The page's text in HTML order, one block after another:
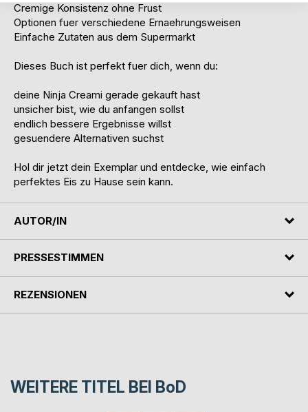
Cremige Konsistenz ohne Frust
Optionen fuer verschiedene Ernaehrungsweisen
Einfache Zutaten aus dem Supermarkt
Dieses Buch ist perfekt fuer dich, wenn du:
deine Ninja Creami gerade gekauft hast
unsicher bist, wie du anfangen sollst
endlich bessere Ergebnisse willst
gesuendere Alternativen suchst
Hol dir jetzt dein Exemplar und entdecke, wie einfach
perfektes Eis zu Hause sein kann.
AUTOR/IN
PRESSESTIMMEN
REZENSIONEN
WEITERE TITEL BEI BoD